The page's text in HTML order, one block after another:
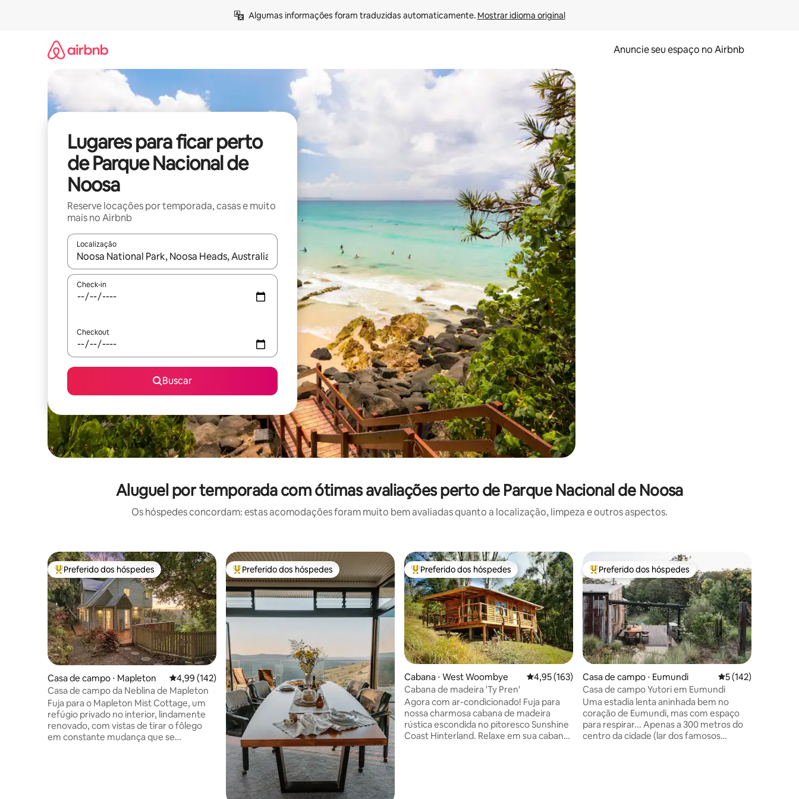
Algumas informações foram traduzidas automaticamente. Mostrar idioma original
Anuncie seu espaço no Airbnb
Lugares para ficar perto
de Parque Nacional de
Noosa
Reserve locações por temporada, casas e muito
mais no Airbnb
Localização
Quando os resultados estiverem disponíveis, explore-os usando as seta para cima e para baixo do teclado ou tocando e deslizando o dedo na tela.
Check-in
Checkout
Buscar
Aluguel por temporada com ótimas avaliações perto de Parque Nacional de Noosa
Os hóspedes concordam: estas acomodações foram muito bem avaliadas quanto a localização, limpeza e outros aspectos.
Entre os melhores preferidos dos hóspedes
Preferido dos hóspedes
Casa de campo ⋅ Mapleton 4,99 de uma avaliação média de 5, 142 avaliações
4,99 (142)
Casa de campo da Neblina de Mapleton
Fuja para o Mapleton Mist Cottage, um
refúgio privado no interior, lindamente
renovado, com vistas de tirar o fôlego
em constante mudança que se
Entre os melhores preferidos dos hóspedes
Preferido dos hóspedes Entre os melhores preferidos dos hóspedes
Preferido dos hóspedes
Cabana ⋅ West Woombye 4,95 de uma avaliação média de 5, 163 avaliações
4,95 (163)
Cabana de madeira 'Ty Pren'
Agora com ar-condicionado! Fuja para
nossa charmosa cabana de madeira
rústica escondida no pitoresco Sunshine
Coast Hinterland. Relaxe em sua cabana
Entre os melhores preferidos dos hóspedes
Preferido dos hóspedes
Casa de campo ⋅ Eumundi 5 de uma avaliação
5 (142)
Casa de campo Yutori em Eumundi
Uma estadia lenta aninhada bem no
coração de Eumundi, mas com espaço
para respirar... Apenas a 300 metros do
centro da cidade (lar dos famosos